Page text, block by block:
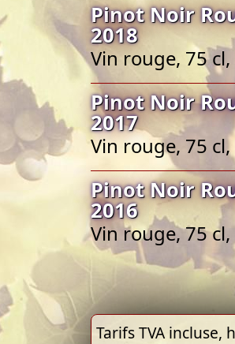
Pinot Noir
2018
Vin rouge, 75 cl,
Pinot Noir
2017
Vin rouge, 75 cl,
Pinot Noir
2016
Vin rouge, 75 cl,
Tarifs TVA